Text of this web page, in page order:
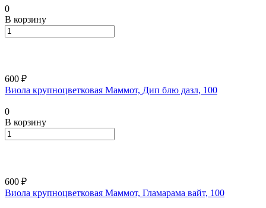
0
В корзину
600 ₽
Виола крупноцветковая Маммот, Дип блю дазл, 100
0
В корзину
600 ₽
Виола крупноцветковая Маммот, Гламарама вайт, 100